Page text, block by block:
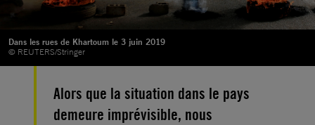
Dans les rues de Khartoum le 3 juin 2019
© REUTERS/Stringer
Alors que la situation dans le pays
demeure imprévisible, nous